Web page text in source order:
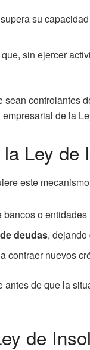
su
sin ejercer
controlantes
de la
Ley de
este
bancos o entidades
deudas,
contraer nuevos
de que la
de